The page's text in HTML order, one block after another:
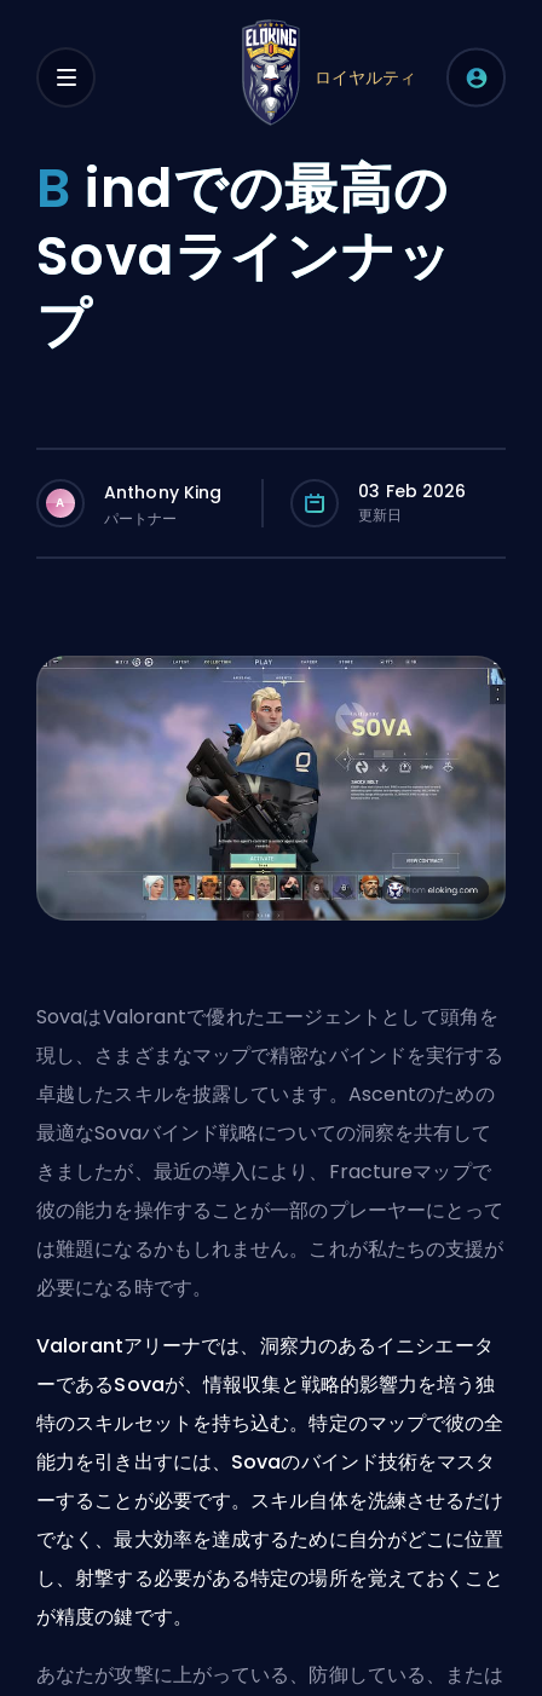
ロイヤルティ
B indでの最高の
Sovaラインナッ
プ
A Anthony King
パートナー
03 Feb 2026
更新日
SovaはValorantで優れたエージェント として頭角を
現し、さまざまなマップで精密なバインドを実行する
卓越したスキルを披露しています。Ascentのための
最適なSovaバインド戦略についての洞察を共有して
きましたが、最近の導入により、Fractureマップで
彼の能力を操作することが一部のプレーヤーにとって
は難題になるかもしれません。これが私たちの支援が
必要になる時です。
Valorantアリーナでは、洞察力のあるイニシエータ
ーであるSovaが、情報収集と戦略的影響力を培う独
特のスキルセットを持ち込む。特定のマップで彼の全
能力を引き出すには、Sovaのバインド技術をマスタ
ーすることが必要です。スキル自体を洗練させるだけ
でなく、最大効率を達成するために自分がどこに位置
し、射撃する必要がある特定の場所を覚えておくこと
が精度の鍵です。
あなたが攻撃に上がっている、防御している、または